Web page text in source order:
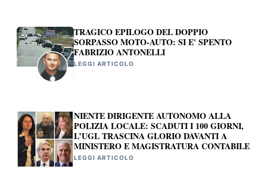
TRAGICO EPILOGO DEL DOPPIO
SORPASSO MOTO-AUTO: SI E' SPENTO
FABRIZIO ANTONELLI
LEGGI ARTICOLO
NIENTE DIRIGENTE AUTONOMO ALLA
POLIZIA LOCALE: SCADUTI I 100 GIORNI,
L’UGL TRASCINA GLORIO DAVANTI A
MINISTERO E MAGISTRATURA CONTABILE
LEGGI ARTICOLO